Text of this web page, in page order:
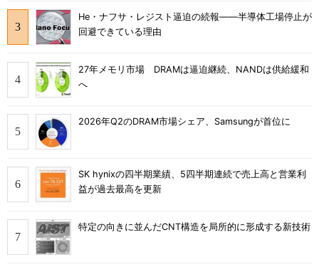
He・ナフサ・レジスト逼迫の続報――半導体工場停止が
回避できている理由
27年メモリ市場 DRAMは逼迫継続、NANDは供給緩和
へ
2026年Q2のDRAM市場シェア、Samsungが首位に
SK hynixの四半期業績、5四半期連続で売上高と営業利
益が過去最高を更新
特定の向きに並んだCNT構造を局所的に形成する新技術